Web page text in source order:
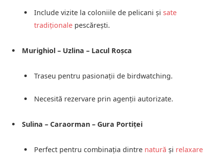
Include vizite la coloniile de pelicani și sate
tradiționale pescărești.
Murighiol – Uzlina – Lacul Roșca
Traseu pentru pasionații de birdwatching.
Necesită rezervare prin agenții autorizate.
Sulina – Caraorman – Gura Portiței
Perfect pentru combinația dintre natură și relaxare